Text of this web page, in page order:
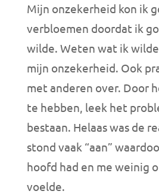
Mijn onzekerheid kon ik
verbloemen doordat ik
wilde. Weten wat ik
mijn onzekerheid. Ook
met anderen over. Door
te hebben, leek het
bestaan. Helaas was de
stond vaak “aan”
hoofd had en me weinig
voelde.